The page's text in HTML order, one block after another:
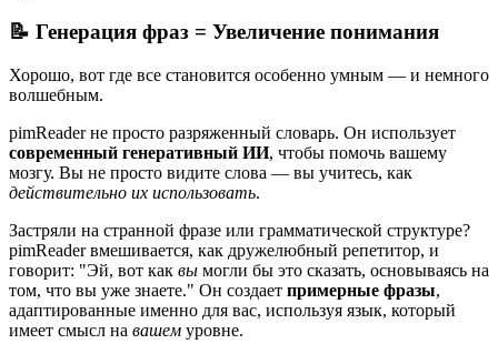
📝 Генерация фраз = Увеличение понимания
Хорошо, вот где все становится особенно умным — и немного
волшебным.
pimReader не просто разряженный словарь. Он использует
современный генеративный ИИ, чтобы помочь вашему
мозгу. Вы не просто видите слова — вы учитесь, как
действительно их использовать.
Застряли на странной фразе или грамматической структуре?
pimReader вмешивается, как дружелюбный репетитор, и
говорит: "Эй, вот как вы могли бы это сказать, основываясь на
том, что вы уже знаете." Он создает примерные фразы,
адаптированные именно для вас, используя язык, который
имеет смысл на вашем уровне.